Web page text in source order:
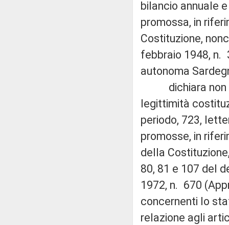
bilancio annuale
promossa, in
Costituzione,
febbraio 1948, n.
autonoma
dichiara non
legittimità
periodo, 723,
promosse, in
della
80, 81 e 107 del
1972, n. 670
concernenti lo
relazione agli